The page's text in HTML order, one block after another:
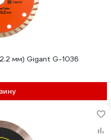
мм) Gigant G-1036